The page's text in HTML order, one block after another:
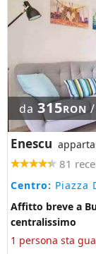
da 315RON/
Enescu
81
Centro: Piazza
Affitto breve a
centralissimo
1 persona sta